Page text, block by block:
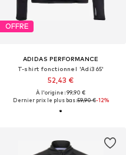
OFFRE
ADIDAS PERFORMANCE
T-shirt fonctionnel 'Adi365'
52,43 €
À l'origine : 99,90 €
Dernier prix le plus bas :59,90 €-12%